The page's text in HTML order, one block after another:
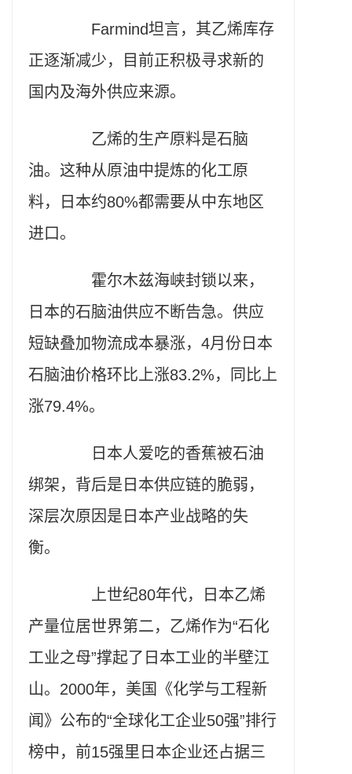
Farmind坦言，其乙烯库存
正逐渐减少，目前正积极寻求新的
国内及海外供应来源。
乙烯的生产原料是石脑
油。这种从原油中提炼的化工原
料，日本约80%都需要从中东地区
进口。
霍尔木兹海峡封锁以来，
日本的石脑油供应不断告急。供应
短缺叠加物流成本暴涨，4月份日本
石脑油价格环比上涨83.2%，同比上
涨79.4%。
日本人爱吃的香蕉被石油
绑架，背后是日本供应链的脆弱，
深层次原因是日本产业战略的失
衡。
上世纪80年代，日本乙烯
产量位居世界第二，乙烯作为“石化
工业之母”撑起了日本工业的半壁江
山。2000年，美国《化学与工程新
闻》公布的“全球化工企业50强”排行
榜中，前15强里日本企业还占据三